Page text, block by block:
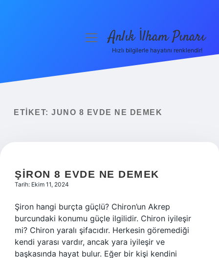
Yasal Uyarı
menüyüAnlık İlham Pınarı
Hızlı bilgilerle hayatını renklendir!
ETIKET: JUNO 8 EVDE NE DEMEK
ŞIRON 8 EVDE NE DEMEK
Tarih: Ekim 11, 2024
Şiron hangi burçta güçlü? Chiron’un Akrep
burcundaki konumu güçle ilgilidir. Chiron iyileşir
mi? Chiron yaralı şifacıdır. Herkesin göremediği
kendi yarası vardır, ancak yara iyileşir ve
başkasında hayat bulur. Eğer bir kişi kendini